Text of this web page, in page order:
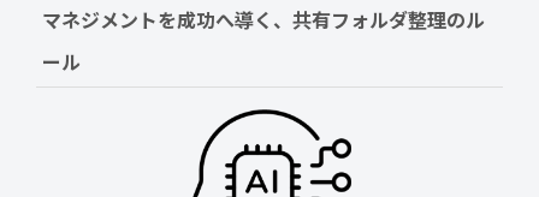
マネジメントを成功へ導く、共有フォルダ整理のル
ール